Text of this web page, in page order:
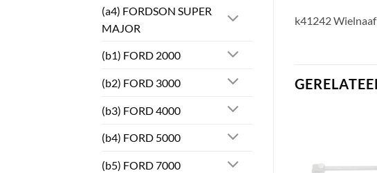
(a4) FORDSON SUPER
MAJOR
(b1) FORD 2000
(b2) FORD 3000
(b3) FORD 4000
(b4) FORD 5000
(b5) FORD 7000
k41242